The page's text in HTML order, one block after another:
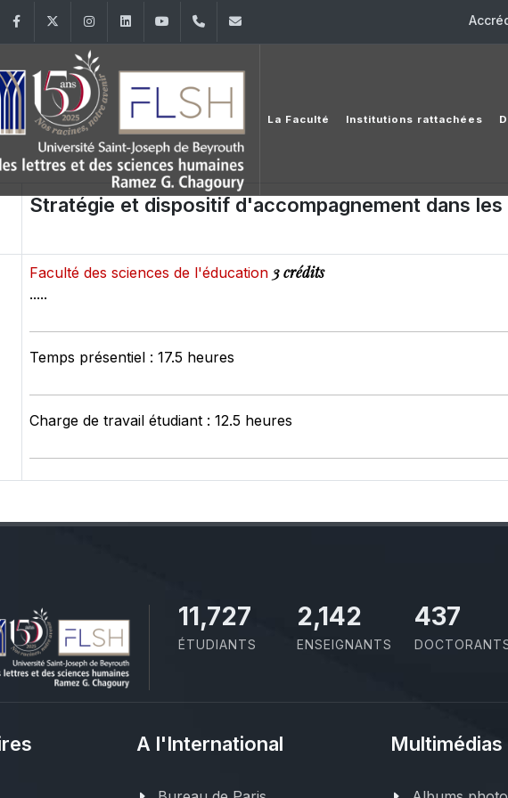
FacebookTwitter InstagramLinkedInYouTube+961 (1) 421 000
La Faculté Institutions rattachées
Stratégie et dispositif d'accompagnement dans
Faculté des sciences de l'éducation 3 crédits
.....
Temps présentiel : 17.5 heures
Charge de travail étudiant : 12.5 heures
11,727
ÉTUDIANTS
2,142
ENSEIGNANTS
437
A l'International Multimédias